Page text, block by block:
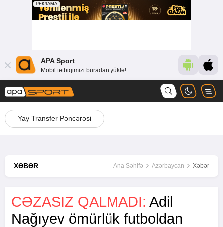
APA Sport
Mobil tətbiqimizi buradan yüklə!
Yay Transfer Pəncərəsi
XƏBƏR Ana Səhifə Azərbaycan Xəbər
CƏZASIZ QALMADI: Adil
Nağıyev ömürlük futboldan